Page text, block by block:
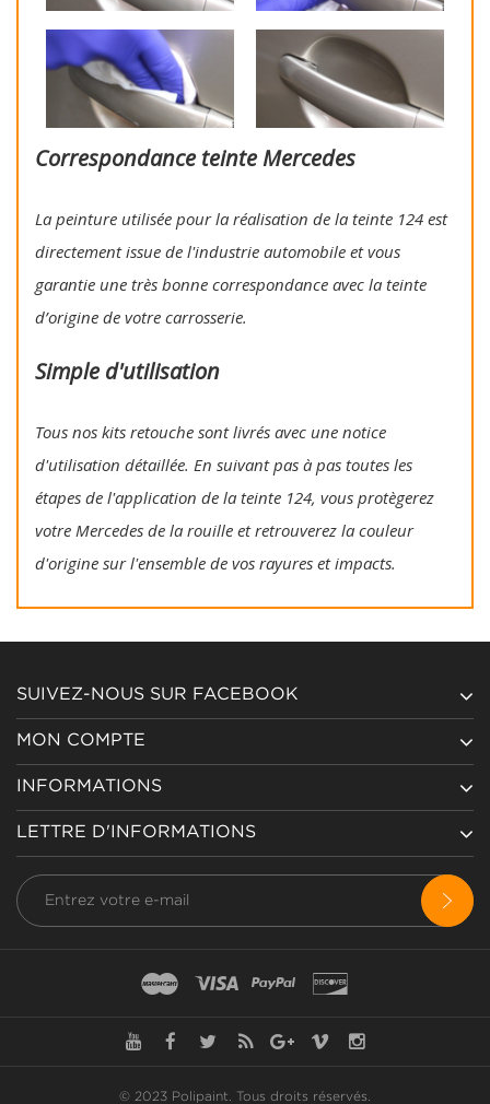
Correspondance teinte Mercedes
La peinture utilisée pour la réalisation de la teinte 124 est
directement issue de l'industrie automobile et vous
garantie une très bonne correspondance avec la teinte
d’origine de votre carrosserie.
Simple d'utilisation
Tous nos kits retouche sont livrés avec une notice
d'utilisation détaillée. En suivant pas à pas toutes les
étapes de l'application de la teinte 124, vous protègerez
votre Mercedes de la rouille et retrouverez la couleur
d'origine sur l'ensemble de vos rayures et impacts.
SUIVEZ-NOUS SUR FACEBOOK
MON COMPTE
INFORMATIONS
LETTRE D'INFORMATIONS
© 2023 Polipaint. Tous droits réservés.